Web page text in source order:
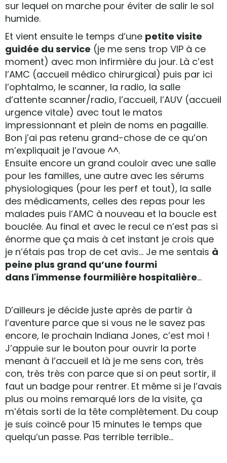
sur lequel on marche pour éviter de salir le sol
humide.
Et vient ensuite le temps d’une petite visite
guidée du service (je me sens trop VIP à ce
moment) avec mon infirmière du jour. Là c’est
l’AMC (accueil médico chirurgical) puis par ici
l’ophtalmo, le scanner, la radio, la salle
d’attente scanner/radio, l’accueil, l’AUV (accueil
urgence vitale) avec tout le matos
impressionnant et plein de noms en pagaille.
Bon j’ai pas retenu grand-chose de ce qu’on
m’expliquait je l’avoue ^^.
Ensuite encore un grand couloir avec une salle
pour les familles, une autre avec les sérums
physiologiques (pour les perf et tout), la salle
des médicaments, celles des repas pour les
malades puis l’AMC à nouveau et la boucle est
bouclée. Au final et avec le recul ce n’est pas si
énorme que ça mais à cet instant je crois que
je n’étais pas trop de cet avis… Je me sentais à
peine plus grand qu’une fourmi
dans l'immense fourmilière hospitalière…
D’ailleurs je décide juste après de partir à
l’aventure parce que si vous ne le savez pas
encore, le prochain Indiana Jones, c’est moi !
J’appuie sur le bouton pour ouvrir la porte
menant à l’accueil et là je me sens con, très
con, très très con parce que si on peut sortir, il
faut un badge pour rentrer. Et même si je l’avais
plus ou moins remarqué lors de la visite, ça
m’étais sorti de la tête complètement. Du coup
je suis coincé pour 15 minutes le temps que
quelqu’un passe. Pas terrible terrible…